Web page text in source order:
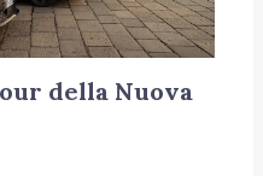
della Nuova